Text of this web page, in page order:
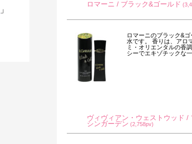
」
ロマーニ / ブラック&ゴールド
ロマーニのブラック&
水です。 香りは、アロ
ミ・オリエンタルの香
シーでエキゾチックな
ヴィヴィアン・ウェストウッド /
シンガーデン (2,758pv)